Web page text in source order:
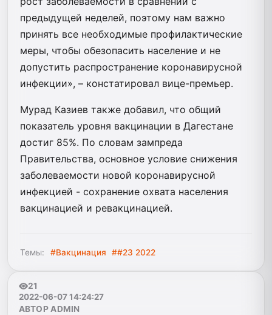
предыдущей неделей, поэтому нам важно
принять все необходимые профилактические
меры, чтобы обезопасить население и не
допустить распространение коронавирусной
инфекции», – констатировал вице-премьер.
Мурад Казиев также добавил, что общий
показатель уровня вакцинации в Дагестане
достиг 85%. По словам зампреда
Правительства, основное условие снижения
заболеваемости новой коронавирусной
инфекцией - сохранение охвата населения
вакцинацией и ревакцинацией.
Темы: #Вакцинация ##23 2022
21
2022-06-07 14:24:27
АВТОР ADMIN